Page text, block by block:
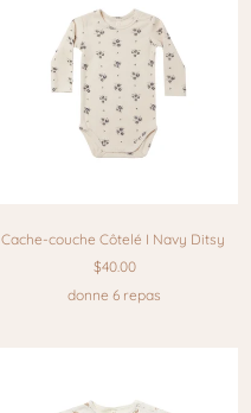
Cache-couche Côtelé I Navy Ditsy
$40.00
donne 6 repas